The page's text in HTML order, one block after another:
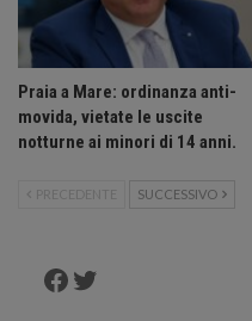
Praia a Mare: ordinanza anti-
movida, vietate le uscite
notturne ai minori di 14 anni.
PRECEDENTE SUCCESSIVO
Facebook
Twitter